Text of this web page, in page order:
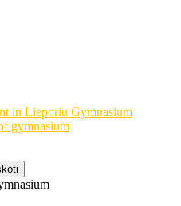
in Lieporiu Gymnasium
gymnasium